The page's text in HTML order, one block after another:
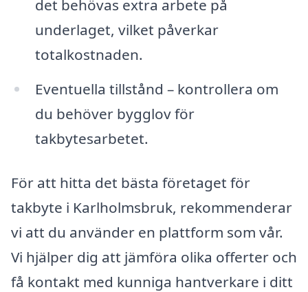
det behövas extra arbete på
underlaget, vilket påverkar
totalkostnaden.
Eventuella tillstånd – kontrollera om
du behöver bygglov för
takbytesarbetet.
För att hitta det bästa företaget för
takbyte i Karlholmsbruk, rekommenderar
vi att du använder en plattform som vår.
Vi hjälper dig att jämföra olika offerter och
få kontakt med kunniga hantverkare i ditt